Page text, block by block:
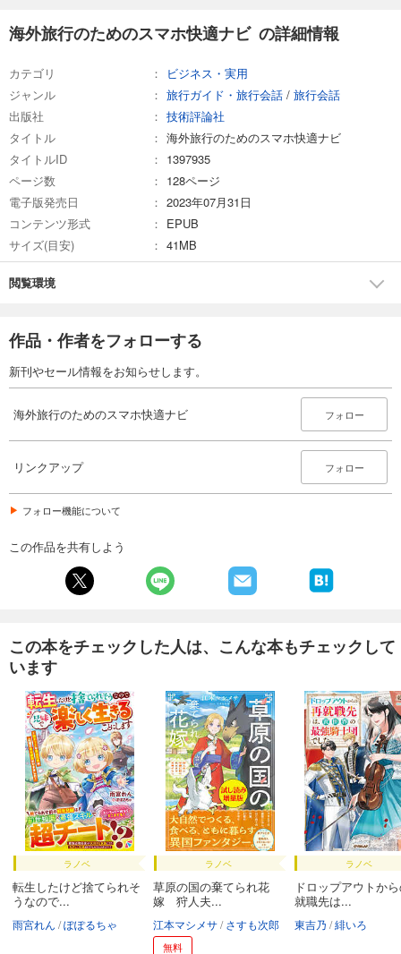
スマホでいつでも確認できる旅程表を作ろう
確認がかんたんにできる持ち物リストを作ろう
現地の天気や気温を確認しよう
スマートタグでもしもに備えよう
充電ケーブルやモバイルバッテリーを用意しておこう
海外のプラグ形状を確認しておこう
●空港や機内でもスマホを利用したい！［空港・機内編］
空港で無料Wi-Fiや充電を利用しよう
スマホを使ってチェックインしようJAL編
スマホを使ってチェックインしようANA編
スマホを使ってチェックインしようLCC編
渡航前のスマホ設定を確認しよう
機内でもWi-Fiでスマホを利用しよう
機内で映画やテレビ番組をスマホで楽しもう
海外主要空港のWi-Fi環境を確認しよう
日本から電話がかかってきたら？
海外から電話をかけるには？
海外でもLINEやMessengerで無料通話をしよう
海外でもマップアプリで迷子にならない！
言葉がわからなくても大丈夫！ 翻訳アプリを使いこなそう
タクシーアプリを利用しよう
Uberを使ってみよう
海外でスマホを紛失したら？
海外でもスマホ決済を利用しよう
Apple Pay を利用しよう
Alipay TourCardを利用しよう
●海外旅行に役立つ便利アプリ・サイト［付録］
旅行準備の便利アプリ
空港・機内でオフラインで使える便利アプリ
国別観光ガイドアプリ
シーン別おすすめ写真アプリ
もしものときの便利アプリ・サイト
海外旅行のためのスマホ快適ナビ の詳細情報
カテゴリ
ビジネス・実用
ジャンル
旅行ガイド・旅行会話 / 旅行会話
出版社
技術評論社
タイトル
海外旅行のためのスマホ快適ナビ
タイトルID
1397935
ページ数
128ページ
電子版発売日
2023年07月31日
コンテンツ形式
EPUB
サイズ(目安)
41MB
閲覧環境
作品・作者をフォローする
新刊やセール情報をお知らせします。
海外旅行のためのスマホ快適ナビ フォロー
リンクアップ フォロー
フォロー機能について
この作品を共有しよう
この本をチェックした人は、こんな本もチェックして
います
ラノベ
転生したけど捨てられそ
うなので...
雨宮れん ぽぽるちゃ
ラノベ
草原の国の棄てられ花
嫁 狩人夫...
江本マシメサ さすも次郎
無料
ラノベ
ドロップアウトか
就職先は...
東吉乃 緋いろ